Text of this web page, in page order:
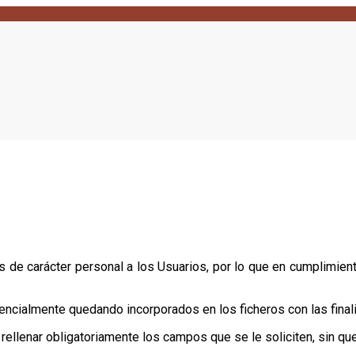
de carácter personal a los Usuarios, por lo que en
quedando incorporados en los ficheros con las
obligatoriamente los campos que se le soliciten, sin